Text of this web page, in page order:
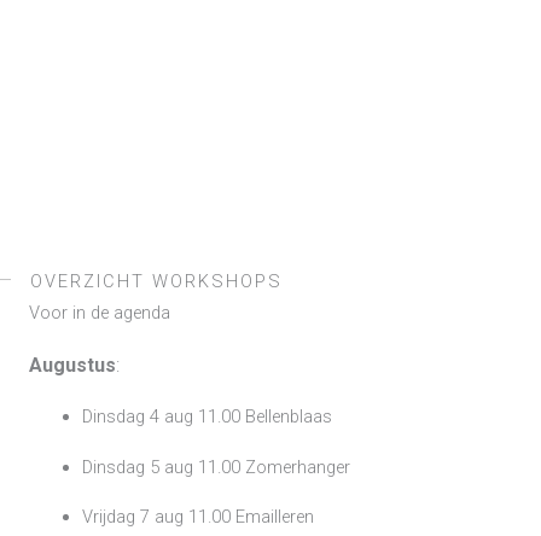
OVERZICHT WORKSHOPS
Voor in de agenda
Augustus:
Dinsdag 4 aug 11.00 Bellenblaas
Dinsdag 5 aug 11.00 Zomerhanger
Vrijdag 7 aug 11.00 Emailleren